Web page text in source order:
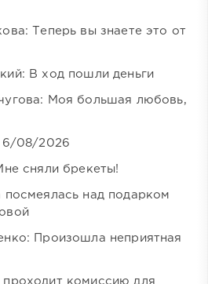
Теперь вы знаете это от
В ход пошли деньги
Моя большая любовь,
6/08/2026
сняли брекеты!
над подарком
Произошла неприятная
комиссию для